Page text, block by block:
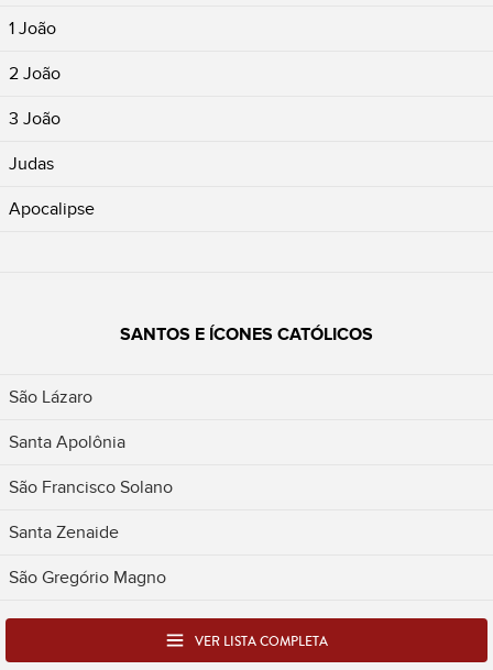
1 João
2 João
3 João
Judas
Apocalipse
SANTOS E ÍCONES CATÓLICOS
São Lázaro
Santa Apolônia
São Francisco Solano
Santa Zenaide
São Gregório Magno
VER LISTA COMPLETA